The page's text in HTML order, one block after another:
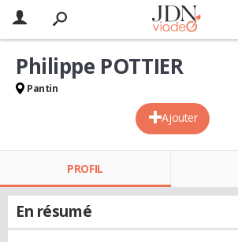
Ajouter
Philippe POTTIER
Pantin
PROFIL
En résumé